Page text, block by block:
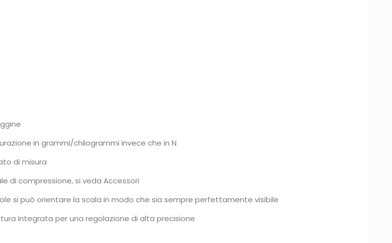
in grammi/chilogrammi invece che in N
di misura
di compressione, si veda Accessori
si può orientare la scala in modo che sia sempre perfettamente visibile
integrata per una regolazione di alta precisione